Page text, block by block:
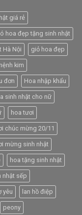
giá rẻ
hoa đẹp tặng sinh nhật
Hà Nội giỏ hoa đẹp
kim
đơn Hoa nhập khẩu
sinh nhật cho nữ
hoa tươi
chúc mừng 20/11
mừng sinh nhật
hoa tặng sinh nhật
nhật sếp
yêu lan hồ điệp
peony